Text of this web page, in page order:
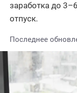
заработка до
отпуск.
Последнее